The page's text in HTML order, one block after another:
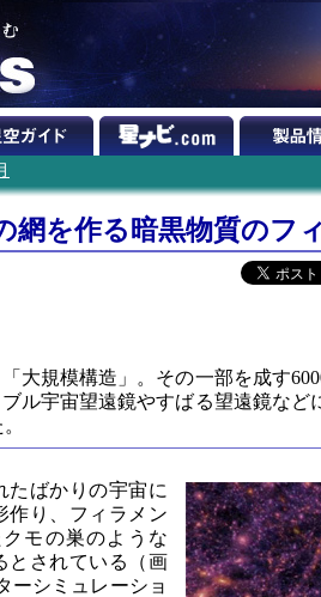
網を作る暗黒物質のフ
大規模構造」。その一部を成す
ル宇宙望遠鏡やすばる望遠鏡など
たばかりの宇宙に
作り、フィラメン
モの巣のような
とされている（画
ーシミュレーショ